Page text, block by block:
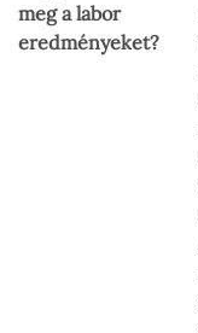
meg a labor
eredményeket?